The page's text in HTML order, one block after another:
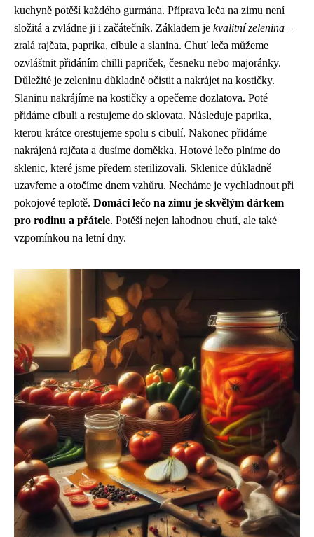
kuchyně potěší každého gurmána. Příprava leča na zimu není
složitá a zvládne ji i začátečník. Základem je kvalitní zelenina –
zralá rajčata, paprika, cibule a slanina. Chuť leča můžeme
ozvláštnit přidáním chilli papriček, česneku nebo majoránky.
Důležité je zeleninu důkladně očistit a nakrájet na kostičky.
Slaninu nakrájíme na kostičky a opečeme dozlatova. Poté
přidáme cibuli a restujeme do sklovata. Následuje paprika,
kterou krátce orestujeme spolu s cibulí. Nakonec přidáme
nakrájená rajčata a dusíme doměkka. Hotové lečo plníme do
sklenic, které jsme předem sterilizovali. Sklenice důkladně
uzavřeme a otočíme dnem vzhůru. Necháme je vychladnout při
pokojové teplotě. Domácí lečo na zimu je skvělým dárkem
pro rodinu a přátele. Potěší nejen lahodnou chutí, ale také
vzpomínkou na letní dny.